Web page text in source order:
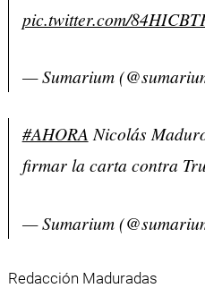
pic.twitter.com/
— Sumarium
#AHORANicolás
firmar la carta contra
— Sumarium
Redacción Maduradas